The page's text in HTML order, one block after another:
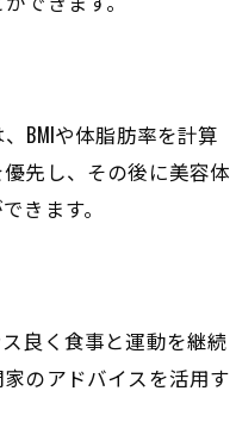
BMIや体脂肪率を計算
先し、その後に美容体
きます。
良く食事と運動を継続
のアドバイスを活用す